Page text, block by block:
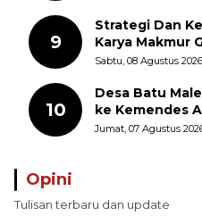
9
Strategi Dan
Karya Makmur
Swasembada
Sabtu, 08 Agustus
10
Desa Batu
ke Kemendes
GMAS Berbeda
Jumat, 07 Agustus
Opini
Tulisan terbaru dan update